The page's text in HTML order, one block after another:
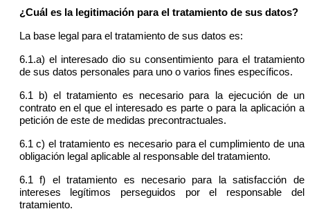
¿Cuál es la legitimación para el tratamiento de sus datos?
La base legal para el tratamiento de sus datos es:
6.1.a) el interesado dio su consentimiento para el tratamiento
de sus datos personales para uno o varios fines específicos.
6.1 b) el tratamiento es necesario para la ejecución de un
contrato en el que el interesado es parte o para la aplicación a
petición de este de medidas precontractuales.
6.1 c) el tratamiento es necesario para el cumplimiento de una
obligación legal aplicable al responsable del tratamiento.
6.1 f) el tratamiento es necesario para la satisfacción de
intereses legítimos perseguidos por el responsable del
tratamiento.